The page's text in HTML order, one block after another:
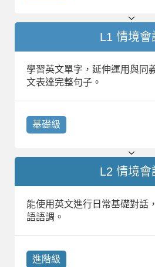
L1 情境會
學習英文單字，延伸運用與同
文表達完整句子。
基礎級
L2 情境會
能使用英文進行日常基礎對話
語語調。
進階級